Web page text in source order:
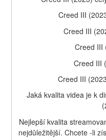
Creed III
Creed III
Creed III
Creed III
Creed III
Jaká kvalita videa je k
Nejlepší kvalita
nejdůležitější. Chcete -li